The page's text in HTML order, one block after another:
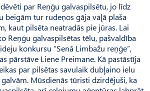
par Reņģu galvaspilsētu, jo līdz
beigām tur rudeņos gāja vaļā plaša
kaut pilsēta neatradās pie jūras. Lai
Reņģu galvaspilsētas tēlu, pašvaldība
konkursu “Senā Limbažu reņģe”,
pārstāve Liene Preimane. Kā pastāstīja
par pilsētas savulaik dubļaino ielu
Mūsdienās tūristi dzirdējuši, ka